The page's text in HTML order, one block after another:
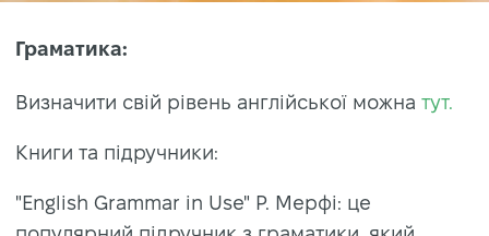
Граматика:
Визначити свій рівень англійської можна тут.
Книги та підручники:
"English Grammar in Use" Р. Мерфі: це